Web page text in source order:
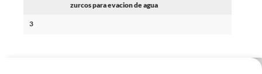
zurcos para evacion de agua
3